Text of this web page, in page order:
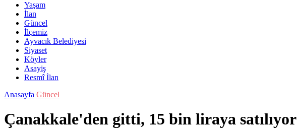
Yaşam
İlan
Güncel
İlçemiz
Ayvacık Belediyesi
Siyaset
Köyler
Asayiş
Resmî İlan
Anasayfa Güncel
Çanakkale'den gitti, 15 bin liraya satılıyor